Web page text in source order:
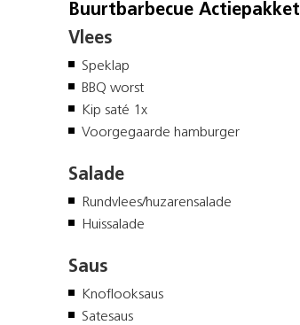
Buurtbarbecue Actiepakket
Vlees
Speklap
BBQ worst
Kip saté 1x
Voorgegaarde hamburger
Salade
Rundvlees/huzarensalade
Huissalade
Saus
Knoflooksaus
Satesaus